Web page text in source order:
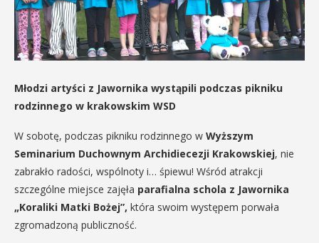
Młodzi artyści z Jawornika wystąpili podczas pikniku
rodzinnego w krakowskim WSD
W sobotę, podczas pikniku rodzinnego w Wyższym
Seminarium Duchownym Archidiecezji Krakowskiej, nie
zabrakło radości, wspólnoty i… śpiewu! Wśród atrakcji
szczególne miejsce zajęła parafialna schola z Jawornika
„Koraliki Matki Bożej”, która swoim występem porwała
zgromadzoną publiczność.